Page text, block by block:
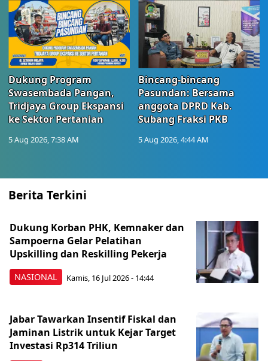
Dukung Program
Swasembada Pangan,
Tridjaya Group Ekspansi
ke Sektor Pertanian
5 Aug 2026, 7:38 AM
Bincang-bincang
Pasundan: Bersama
anggota DPRD Kab.
Subang Fraksi PKB
5 Aug 2026, 4:44 AM
Berita Terkini
NASIONAL
Dukung Korban PHK, Kemnaker dan
Sampoerna Gelar Pelatihan
Upskilling dan Reskilling Pekerja
Kamis, 16 Jul 2026 - 14:44
Jabar Tawarkan Insentif Fiskal dan
Jaminan Listrik untuk Kejar Target
Investasi Rp314 Triliun